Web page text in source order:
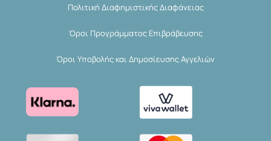
Πολιτική Διαφημιστικής Διαφάνειας
Όροι Προγράμματος Επιβράβευσης
Όροι Υποβολής και Δημοσίευσης Αγγελιών